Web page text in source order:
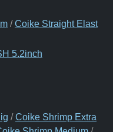
/Coike Straight Elast
5.2inch
/Coike Shrimp Extra